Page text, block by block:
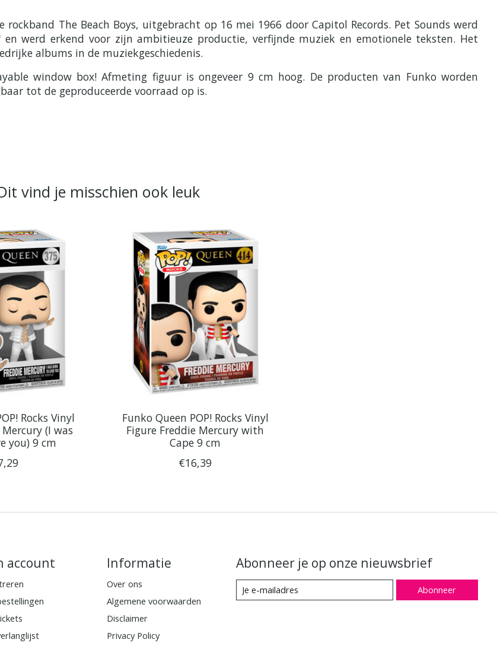
The Beach Boys, uitgebracht op 16 mei 1966 door Capitol Records. Pet Sounds werd
werd erkend voor zijn ambitieuze productie, verfijnde muziek en emotionele teksten. Het
albums in de muziekgeschiedenis.
window box! Afmeting figuur is ongeveer 9 cm hoog. De producten van Funko worden
tot de geproduceerde voorraad op is.
vind je misschien ook leuk
Rocks Vinyl
(I was
you) 9 cm
Funko Queen POP! Rocks Vinyl
Figure Freddie Mercury with
Cape 9 cm
€16,39
account Informatie
Over ons
Algemene voorwaarden
Disclaimer
Privacy Policy
Abonneer je op onze nieuwsbrief
Abonneer